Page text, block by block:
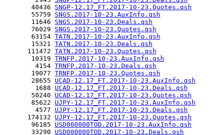
       40436
SNGP-12.17_FT.2017-10-23.Quotes.qsh
       55759
SNGS.2017-10-23.AuxInfo.qsh
       11646
SNGS.2017-10-23.Deals.qsh
       76029
SNGS.2017-10-23.Quotes.qsh
       63154
TATN.2017-10-23.AuxInfo.qsh
       15321
TATN.2017-10-23.Deals.qsh
      111472
TATN.2017-10-23.Quotes.qsh
       10319
TRNFP.2017-10-23.AuxInfo.qsh
        4154
TRNFP.2017-10-23.Deals.qsh
       19077
TRNFP.2017-10-23.Quotes.qsh
       28655
UCAD-12.17_FT.2017-10-23.AuxInfo.qsh
        1688
UCAD-12.17_FT.2017-10-23.Deals.qsh
       50240
UCAD-12.17_FT.2017-10-23.Quotes.qsh
       85622
UJPY-12.17_FT.2017-10-23.AuxInfo.qsh
        4577
UJPY-12.17_FT.2017-10-23.Deals.qsh
      174132
UJPY-12.17_FT.2017-10-23.Quotes.qsh
       96185
USD000000TOD.2017-10-23.AuxInfo.qsh
       33290
USD000000TOD.2017-10-23.Deals.qsh